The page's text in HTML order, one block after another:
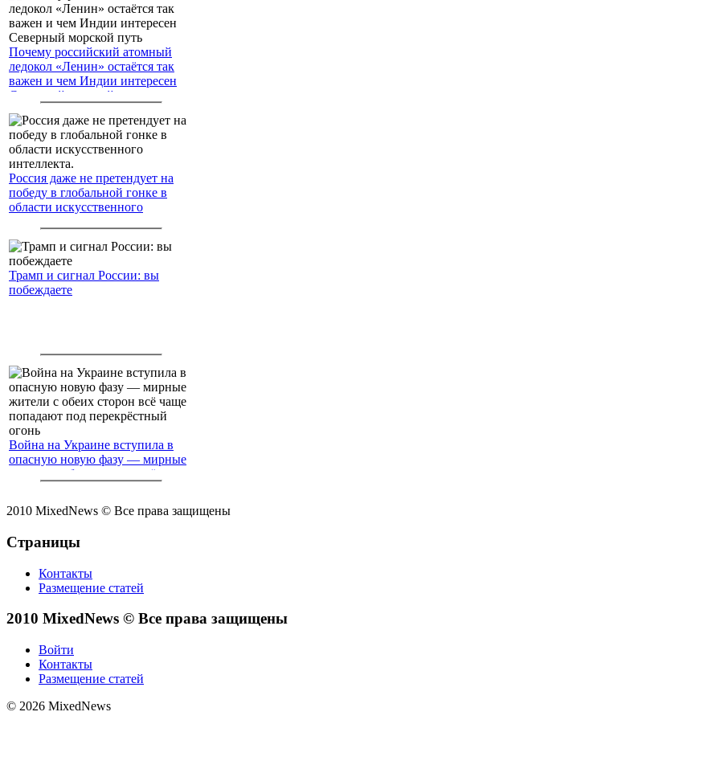
Почему российский атомный
ледокол «Ленин» остаётся так
важен и чем Индии интересен
Северный морской путь
Россия даже не претендует на
победу в глобальной гонке в
области искусственного
Трамп и сигнал России: вы
побеждаете
Война на Украине вступила в
опасную новую фазу — мирные
жители с обеих сторон всё чаще
2010 MixedNews © Все права защищены
Страницы
Контакты
Размещение статей
2010 MixedNews © Все права защищены
Войти
Контакты
Размещение статей
© 2026 MixedNews